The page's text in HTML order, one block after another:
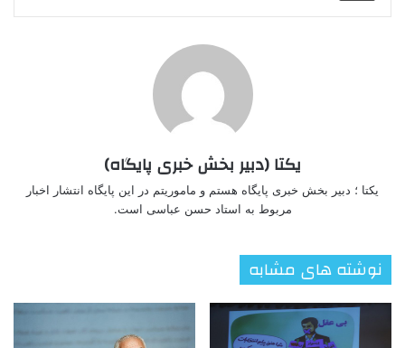
یکتا (دبیر بخش خبری پایگاه)
یکتا ؛ دبیر بخش خبری پایگاه هستم و ماموریتم در این پایگاه انتشار اخبار
مربوط به استاد حسن عباسی است.
نوشته های مشابه